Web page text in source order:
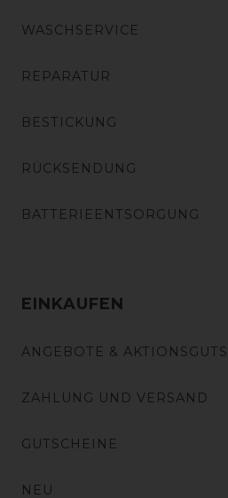
WASCHSERVICE
REPARATUR
BESTICKUNG
RÜCKSENDUNG
BATTERIEENTSORGUNG
EINKAUFEN
ANGEBOTE &
ZAHLUNG UND VERSAND
GUTSCHEINE
NEU